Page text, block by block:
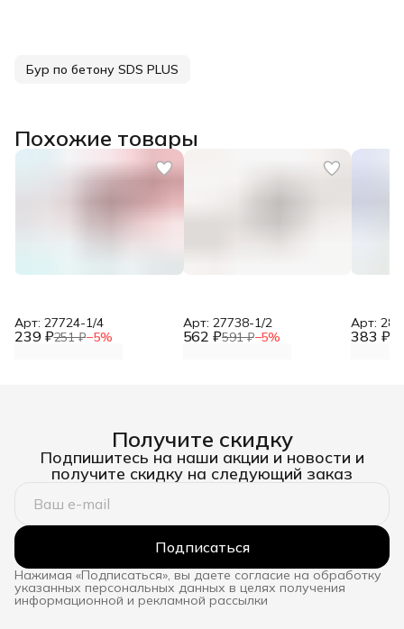
Бур по бетону SDS PLUS
Похожие товары
239 ₽251 ₽−5%
Арт: 27724-1/4
562 ₽591 ₽−5%
Арт: 27738-1/2
383 ₽
Арт:
Получите скидку
Подпишитесь на наши акции и новости и
получите скидку на следующий заказ
Подписаться
Нажимая «Подписаться», вы даете согласие на обработку
указанных персональных данных в целях получения
информационной и рекламной рассылки